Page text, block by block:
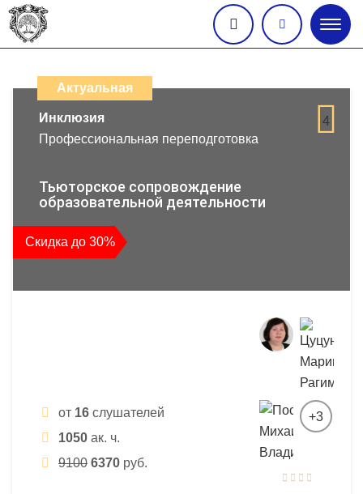
меню
дистанционных
образовательных
повышения
квалификации
и
профессиональной
Актуальная
4
Инклюзия
Профессиональная переподготовка
Тьюторское сопровождение
образовательной деятельности
Скидка до 30%
от 16 слушателей
1050 ак. ч.
9100 6370 руб.
+3